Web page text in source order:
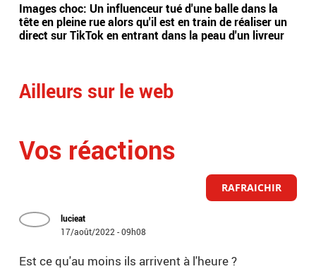
Images choc: Un influenceur tué d'une balle dans la
tête en pleine rue alors qu'il est en train de réaliser un
direct sur TikTok en entrant dans la peau d'un livreur
Ailleurs sur le web
Vos réactions
RAFRAICHIR
lucieat
17/août/2022 - 09h08
Est ce qu'au moins ils arrivent à l'heure ?